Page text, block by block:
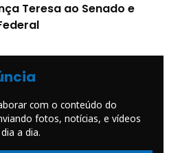
Teresa ao Senado e
com o conteúdo do
fotos, notícias, e vídeos
a dia.